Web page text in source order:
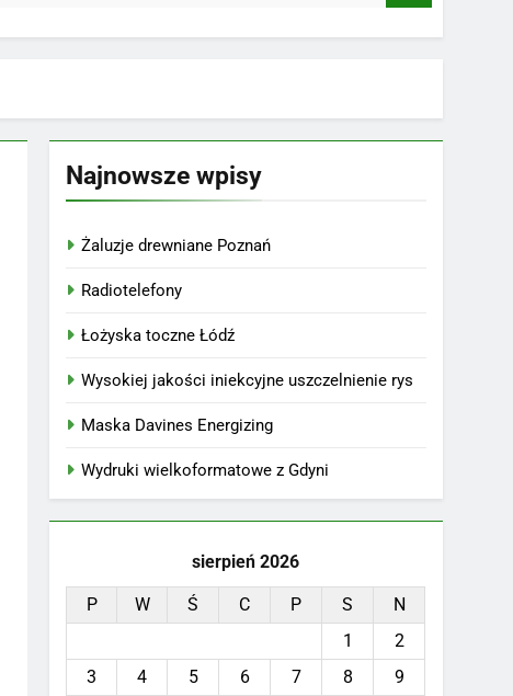
Najnowsze wpisy
Żaluzje drewniane Poznań
Radiotelefony
Łożyska toczne Łódź
Wysokiej jakości iniekcyjne uszczelnienie rys
Maska Davines Energizing
Wydruki wielkoformatowe z Gdyni
sierpień 2026
P W Ś C P S
N
1
2
3
4 5 6 7 8
9